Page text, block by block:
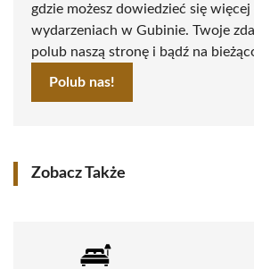
gdzie możesz dowiedzieć się
wydarzeniach w Gubinie. Twoje
polub naszą stronę i bądź na
Polub nas!
Zobacz Także